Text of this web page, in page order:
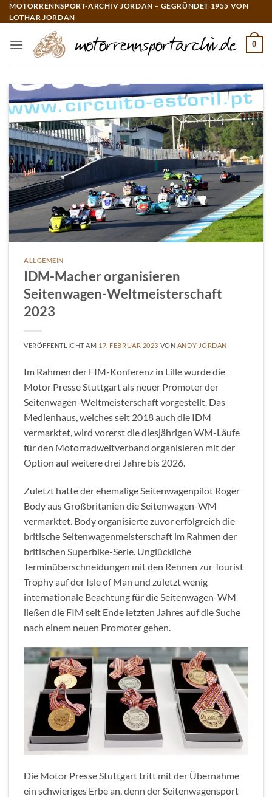
Zum
Inhalt
MOTORRENNSPORT-ARCHIV JORDAN – GEGRÜNDET 1955 VON
LOTHAR JORDAN
0
ALLGEMEIN
IDM-Macher organisieren
Seitenwagen-Weltmeisterschaft
2023
VERÖFFENTLICHT AM 17. FEBRUAR 2023 VON ANDY JORDAN
Im Rahmen der FIM-Konferenz in Lille wurde die
Motor Presse Stuttgart als neuer Promoter der
Seitenwagen-Weltmeisterschaft vorgestellt. Das
Medienhaus, welches seit 2018 auch die IDM
vermarktet, wird vorerst die diesjährigen WM-Läufe
für den Motorradweltverband organisieren mit der
Option auf weitere drei Jahre bis 2026.
Zuletzt hatte der ehemalige Seitenwagenpilot Roger
Body aus Großbritanien die Seitenwagen-WM
vermarktet. Body organisierte zuvor erfolgreich die
britische Seitenwagenmeisterschaft im Rahmen der
britischen Superbike-Serie. Unglückliche
Terminüberschneidungen mit den Rennen zur Tourist
Trophy auf der Isle of Man und zuletzt wenig
internationale Beachtung für die Seitenwagen-WM
ließen die FIM seit Ende letzten Jahres auf die Suche
nach einem neuen Promoter gehen.
Die Motor Presse Stuttgart tritt mit der Übernahme
ein schwieriges Erbe an, denn der Seitenwagensport